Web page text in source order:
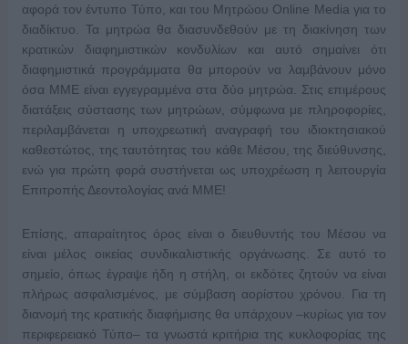
αφορά τον έντυπο Τύπο, και του Μητρώου Online Media για το
διαδίκτυο. Τα μητρώα θα διασυνδεθούν με τη διακίνηση των
κρατικών διαφημιστικών κονδυλίων και αυτό σημαίνει ότι
διαφημιστικά προγράμματα θα μπορούν να λαμβάνουν μόνο
όσα ΜΜΕ είναι εγγεγραμμένα στα δύο μητρώα. Στις επιμέρους
διατάξεις σύστασης των μητρώων, σύμφωνα με πληροφορίες,
περιλαμβάνεται η υποχρεωτική αναγραφή του ιδιοκτησιακού
καθεστώτος, της ταυτότητας του κάθε Μέσου, της διεύθυνσης,
ενώ για πρώτη φορά συστήνεται ως υποχρέωση η λειτουργία
Επιτροπής Δεοντολογίας ανά ΜΜΕ!
Επίσης, απαραίτητος όρος είναι ο διευθυντής του Μέσου να
είναι μέλος οικείας συνδικαλιστικής οργάνωσης. Σε αυτό το
σημείο, όπως έγραψε ήδη η στήλη, οι εκδότες ζητούν να είναι
πλήρως ασφαλισμένος, με σύμβαση αορίστου χρόνου. Για τη
διανομή της κρατικής διαφήμισης θα υπάρχουν –κυρίως για τον
περιφερειακό Τύπο– τα γνωστά κριτήρια της κυκλοφορίας της